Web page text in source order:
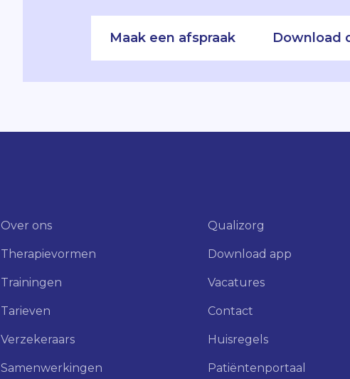
Maak een afspraak Download
Over ons
Therapievormen
Trainingen
Tarieven
Verzekeraars
Samenwerkingen
Qualizorg
Download app
Vacatures
Contact
Huisregels
Patiëntenportaal